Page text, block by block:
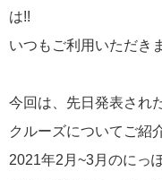
は!!
いつもご利用いただき
今回は、先日発表され
クルーズについてご紹
2021年2月~3月のにっ